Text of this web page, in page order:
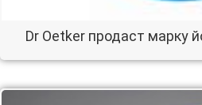
Dr Oetker продаст марку